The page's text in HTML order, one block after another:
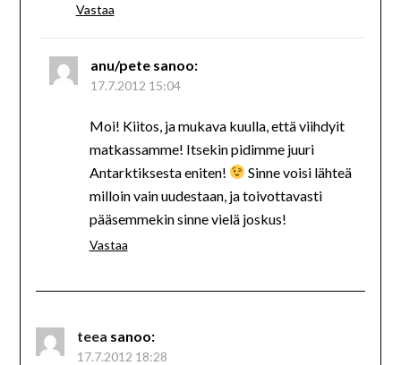
Vastaa
anu/pete sanoo:
17.7.2012 15:04
Moi! Kiitos, ja mukava kuulla, että viihdyit
matkassamme! Itsekin pidimme juuri
Antarktiksesta eniten!
Sinne voisi lähteä
milloin vain uudestaan, ja toivottavasti
pääsemmekin sinne vielä joskus!
Vastaa
teea sanoo:
17.7.2012 18:28